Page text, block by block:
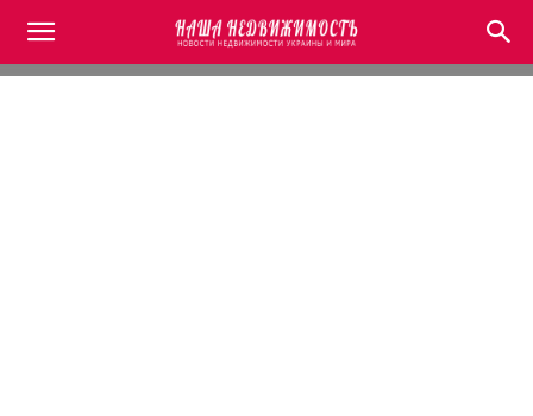
Агентства недвижимости Без рубрики